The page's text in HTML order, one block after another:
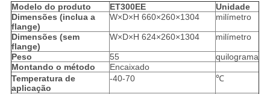
Modelo do produto
ET300EE
Unidade
Dimensões (inclua a
flange)
W×D×H 660×260×1304 milímetro
Dimensões (sem
flange)
W×D×H 624×260×1304 milímetro
Peso 55
quilograma
Montando o método
Encaixado
Temperatura de
aplicação
-40-70 ℃